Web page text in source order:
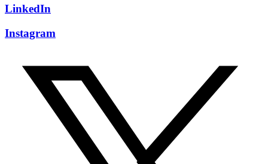
LinkedIn
Instagram